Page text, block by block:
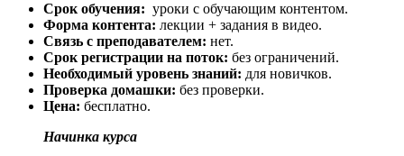
Срок обучения: уроки с обучающим контентом.
Форма контента: лекции + задания в видео.
Связь с преподавателем: нет.
Срок регистрации на поток: без ограничений.
Необходимый уровень знаний: для новичков.
Проверка домашки: без проверки.
Цена: бесплатно.
Начинка курса